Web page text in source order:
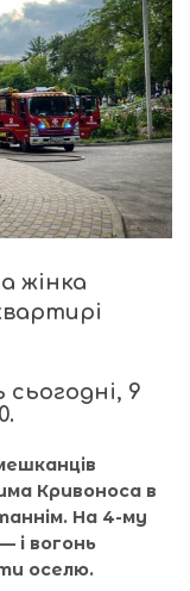
жінка
9
Кривоноса в
На 4-му
і вогонь
оселю.